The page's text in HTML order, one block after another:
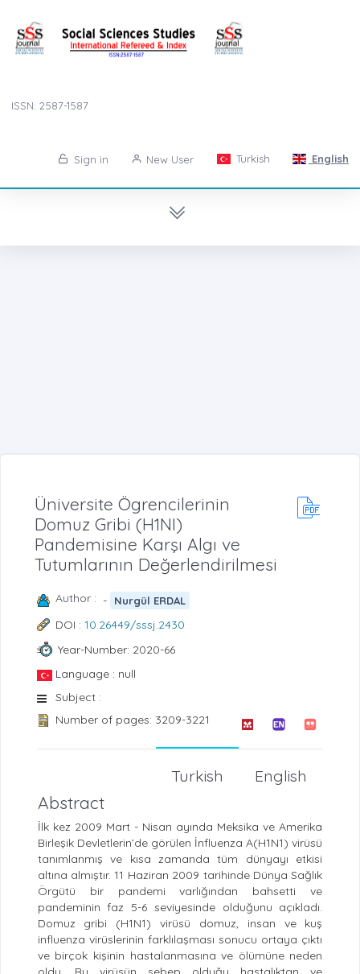
ISSN: 2587-1587
Sign in New User Turkish English
Üniversite Ögrencilerinin
Domuz Gribi (H1NI)
Pandemisine Karşı Algı ve
Tutumlarının Değerlendirilmesi
Author : - Nurgül ERDAL
DOI : 10.26449/sssj.2430
Year-Number: 2020-66
Language : null
Subject :
Number of pages: 3209-3221
English
Turkish
Abstract
İlk kez 2009 Mart - Nisan ayında Meksika ve Amerika
Birleşik Devletlerin’de görülen İnfluenza A(H1N1) virüsü
tanımlanmış ve kısa zamanda tüm dünyayı etkisi
altına almıştır. 11 Haziran 2009 tarihinde Dünya Sağlık
Örgütü bir pandemi varlığından bahsetti ve
pandeminin faz 5-6 seviyesinde olduğunu açıkladı.
Domuz gribi (H1N1) virüsü domuz, insan ve kuş
influenza virüslerinin farklılaşması sonucu ortaya çıktı
ve birçok kişinin hastalanmasına ve ölümüne neden